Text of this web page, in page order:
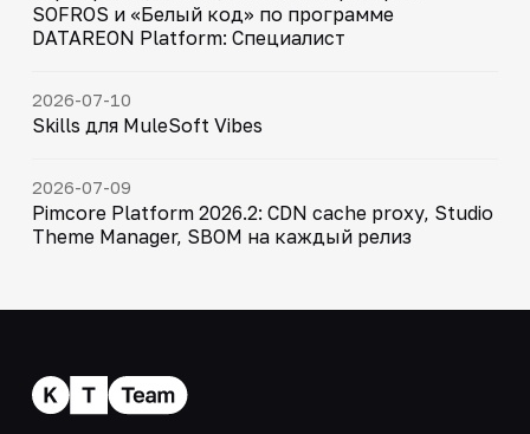
SOFROS и «Белый код» по программе
DATAREON Platform: Специалист
2026-07-10
Skills для MuleSoft Vibes
2026-07-09
Pimcore Platform 2026.2: CDN cache proxy, Studio
Theme Manager, SBOM на каждый релиз